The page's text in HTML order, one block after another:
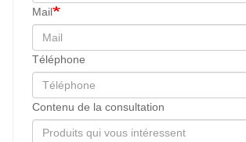
Mail
Téléphone
Contenu de la consultation